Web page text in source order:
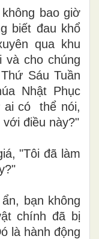
bao giờ
biết đau khổ
qua khu
cho chúng
Sáu Tuần
Nhật Phục
ai có thể nói,
điều này?"
"Tôi đã làm
bạn không
chính đã bị
là hành động